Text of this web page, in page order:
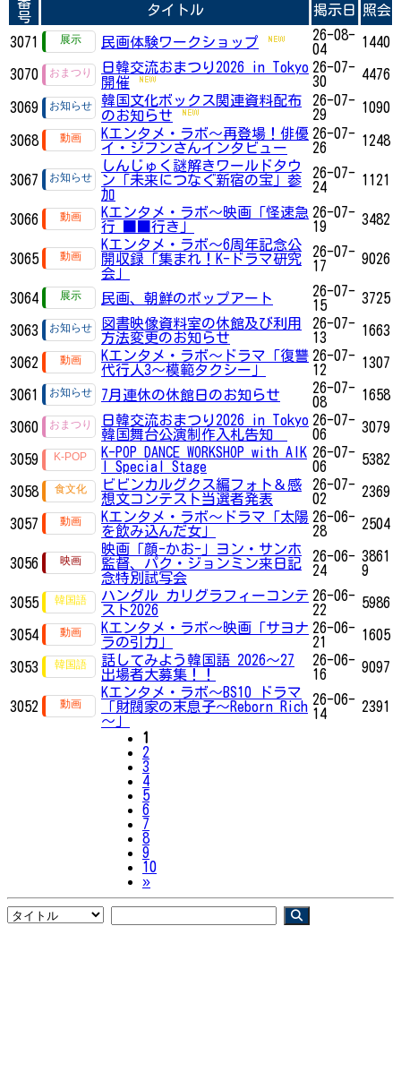
号
タイトル 掲示日 照会
3071 民画体験ワークショップ
26-08-
04
1440
3070
日韓交流おまつり2026 in Tokyo
開催
26-07-
30
4476
3069
韓国文化ボックス関連資料配布
のお知らせ
26-07-
29
1090
3068
Kエンタメ・ラボ～再登場！俳優
イ・ジフンさんインタビュー
26-07-
26
1248
3067
しんじゅく謎解きワールドタウ
ン「未来につなぐ新宿の宝」参
加
26-07-
24
1121
3066
Kエンタメ・ラボ～映画「怪速急
行 ■■行き」
26-07-
19
3482
3065
Kエンタメ・ラボ～6周年記念公
開収録「集まれ！K-ドラマ研究
会」
26-07-
17
9026
3064 民画、朝鮮のポップアート
26-07-
15
3725
3063
図書映像資料室の休館及び利用
方法変更のお知らせ
26-07-
13
1663
3062
Kエンタメ・ラボ～ドラマ「復讐
代行人3～模範タクシー」
26-07-
12
1307
3061 7月連休の休館日のお知らせ
26-07-
08
1658
3060
日韓交流おまつり2026 in Tokyo
韓国舞台公演制作入札告知
26-07-
06
3079
3059
K-POP DANCE WORKSHOP with AIK
I Special Stage
26-07-
06
5382
3058
ビビンカルグクス編フォト＆感
想文コンテスト当選者発表
26-07-
02
2369
3057
Kエンタメ・ラボ～ドラマ「太陽
を飲み込んだ女」
26-06-
28
2504
3056
映画「顔-かお-」ヨン・サンホ
監督、パク・ジョンミン来日記
念特別試写会
26-06-
24
3861
9
3055
ハングル カリグラフィーコンテ
スト2026
26-06-
22
5986
3054
Kエンタメ・ラボ～映画「サヨナ
ラの引力」
26-06-
21
1605
3053
話してみよう韓国語 2026～27
出場者大募集！！
26-06-
16
9097
3052
Kエンタメ・ラボ～BS10 ドラマ
「財閥家の末息子～Reborn Rich
～」
26-06-
14
2391
1
2
3
4
5
6
7
8
9
10
»Next